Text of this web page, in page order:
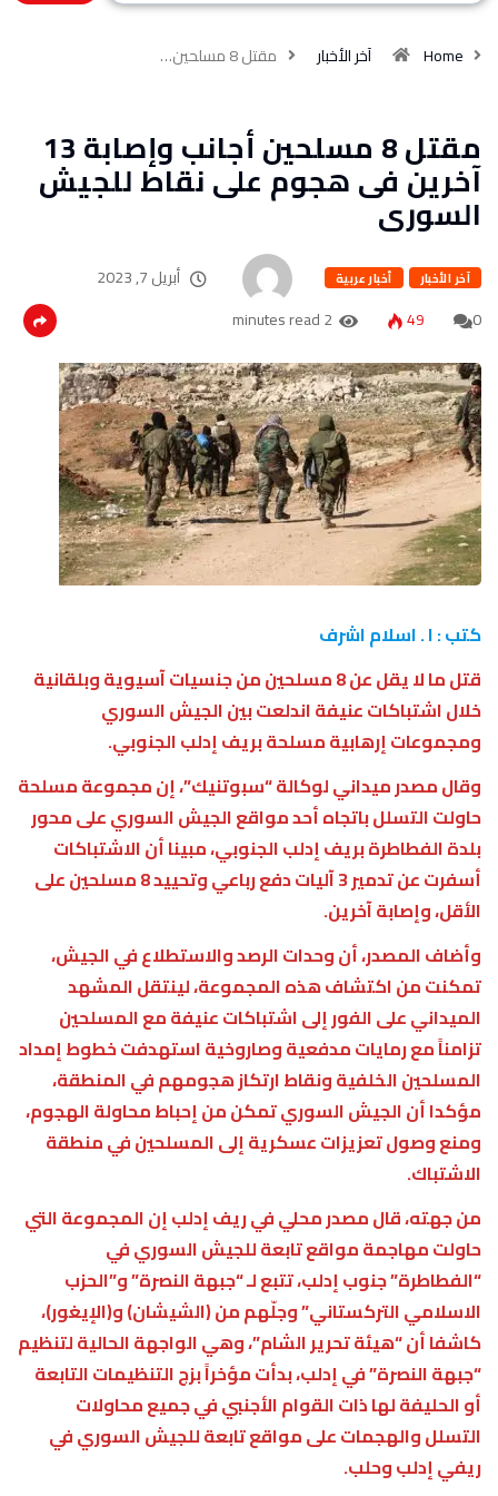
Home آخر الأخبار مقتل 8 مسلحين…
مقتل 8 مسلحين أجانب وإصابة 13
آخرين فى هجوم على نقاط للجيش
السورى
آخر الأخبار أخبار عربية
أبريل 7, 2023
0
49
2 minutes read
كتب : ا . اسلام اشرف
قتل ما لا يقل عن 8 مسلحين من جنسيات آسيوية وبلقانية
خلال اشتباكات عنيفة اندلعت بين الجيش السوري
ومجموعات إرهابية مسلحة بريف إدلب الجنوبي.
وقال مصدر ميداني لوكالة “سبوتنيك”، إن مجموعة مسلحة
حاولت التسلل باتجاه أحد مواقع الجيش السوري على محور
بلدة الفطاطرة بريف إدلب الجنوبي، مبينا أن الاشتباكات
أسفرت عن تدمير 3 آليات دفع رباعي وتحييد 8 مسلحين على
الأقل، وإصابة آخرين.
وأضاف المصدر، أن وحدات الرصد والاستطلاع في الجيش،
تمكنت من اكتشاف هذه المجموعة، لينتقل المشهد
الميداني على الفور إلى اشتباكات عنيفة مع المسلحين
تزامناً مع رمايات مدفعية وصاروخية استهدفت خطوط إمداد
المسلحين الخلفية ونقاط ارتكاز هجومهم في المنطقة،
مؤكدا أن الجيش السوري تمكن من إحباط محاولة الهجوم،
ومنع وصول تعزيزات عسكرية إلى المسلحين في منطقة
الاشتباك.
من جهته، قال مصدر محلي في ريف إدلب إن المجموعة التي
حاولت مهاجمة مواقع تابعة للجيش السوري في
“الفطاطرة” جنوب إدلب، تتبع لـ “جبهة النصرة” و”الحزب
الاسلامي التركستاني” وجلّهم من (الشيشان) و(الإيغور)،
كاشفا أن “هيئة تحرير الشام”، وهي الواجهة الحالية لتنظيم
“جبهة النصرة” في إدلب، بدأت مؤخراً بزج التنظيمات التابعة
أو الحليفة لها ذات القوام الأجنبي في جميع محاولات
التسلل والهجمات على مواقع تابعة للجيش السوري في
ريفي إدلب وحلب.